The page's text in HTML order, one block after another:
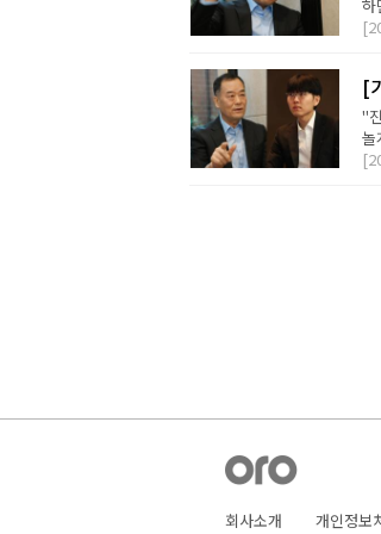
하
[
"
놀
회사소개 개인정보